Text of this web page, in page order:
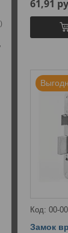
61,91
00-
Замок